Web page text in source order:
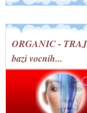
ORGANIC -
bazi vocnih...